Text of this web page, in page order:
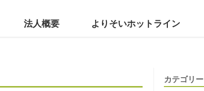
法人概要 よりそいホットライン
カテゴリー